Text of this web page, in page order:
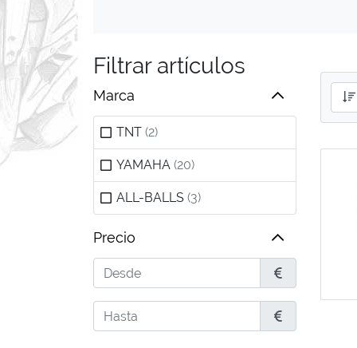
Filtrar artículos
Marca
TNT (2)
YAMAHA (20)
ALL-BALLS (3)
Precio
Desde
€
Hasta
€